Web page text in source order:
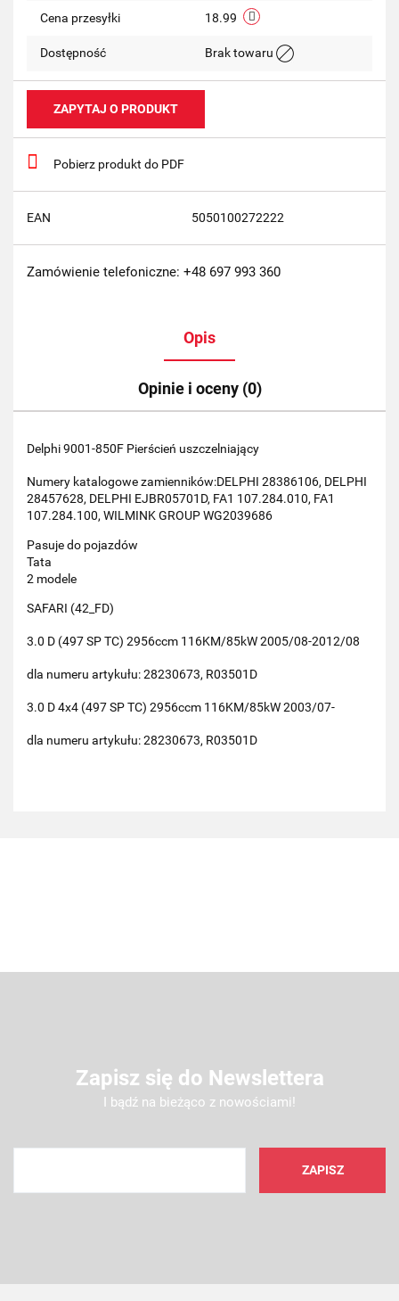
Cena przesyłki 18.99
Dostępność Brak towaru
ZAPYTAJ O PRODUKT
Pobierz produkt do PDF
EAN 5050100272222
Zamówienie telefoniczne: +48 697 993 360
Opis
Opinie i oceny (0)
Delphi 9001-850F Pierścień uszczelniający
Numery katalogowe zamienników:DELPHI 28386106, DELPHI
28457628, DELPHI EJBR05701D, FA1 107.284.010, FA1
107.284.100, WILMINK GROUP WG2039686
Pasuje do pojazdów
Tata
2 modele
SAFARI (42_FD)
3.0 D (497 SP TC) 2956ccm 116KM/85kW 2005/08-2012/08
dla numeru artykułu: 28230673, R03501D
3.0 D 4x4 (497 SP TC) 2956ccm 116KM/85kW 2003/07-
dla numeru artykułu: 28230673, R03501D
Zapisz się do Newslettera
I bądź na bieżąco z nowościami!